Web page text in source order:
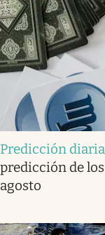
Predicción diaria
predicción de
agosto